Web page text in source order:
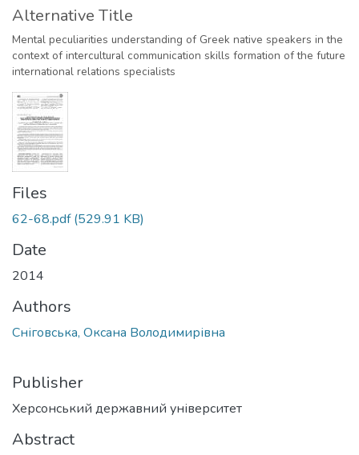
Alternative Title
Mental peculiarities understanding of Greek native speakers in the
context of intercultural communication skills formation of the future
international relations specialists
Files
62-68.pdf(529.91 KB)
Date
2014
Authors
Сніговська, Оксана Володимирівна
Publisher
Херсонський державний університет
Abstract